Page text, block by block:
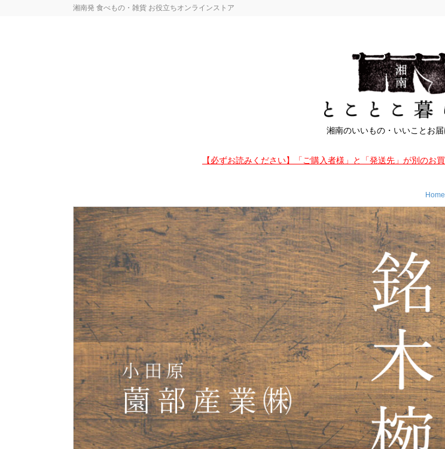
湘南発 食べもの・雑貨 お役立ちオンラインストア
湘南のいいもの・いいことお
【必ずお読みください】「ご購入者様」と「発送先」が別のお
Home